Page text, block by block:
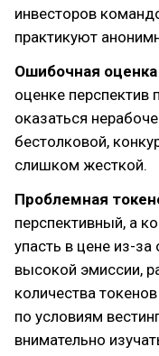
инвесторов
практикуют
Ошибочная
оценке
оказаться
бестолковой,
слишком жесткой.
Проблемная
перспективный, а
упасть в цене из-
высокой эмиссии,
количества
по условиям
внимательно